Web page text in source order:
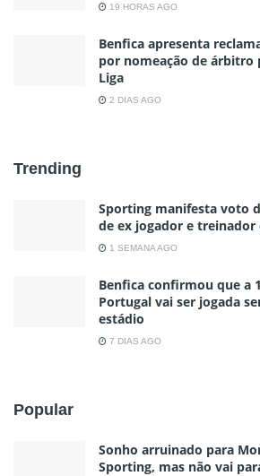
19 HORAS AGO
Benfica apresenta
por nomeação de árbitro
Liga
2 DIAS AGO
Trending
Sporting manifesta voto
de ex jogador e treinador
1 SEMANA AGO
Benfica confirmou que a
Portugal vai ser jogada
estádio
7 DIAS AGO
Popular
Sonho arruinado para
Sporting, mas não vai